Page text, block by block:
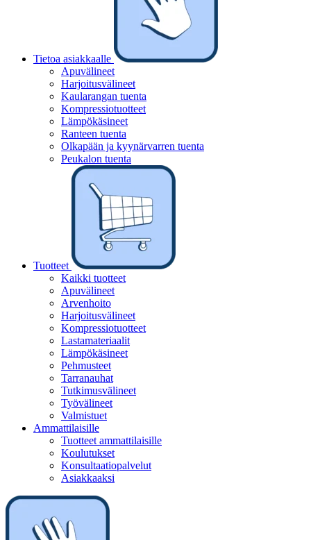
Tietoa asiakkaalle
Apuvälineet
Harjoitusvälineet
Kaularangan tuenta
Kompressiotuotteet
Lämpökäsineet
Ranteen tuenta
Olkapään ja kyynärvarren tuenta
Peukalon tuenta
Tuotteet
Kaikki tuotteet
Apuvälineet
Arvenhoito
Harjoitusvälineet
Kompressiotuotteet
Lastamateriaalit
Lämpökäsineet
Pehmusteet
Tarranauhat
Tutkimusvälineet
Työvälineet
Valmistuet
Ammattilaisille
Tuotteet ammattilaisille
Koulutukset
Konsultaatiopalvelut
Asiakkaaksi